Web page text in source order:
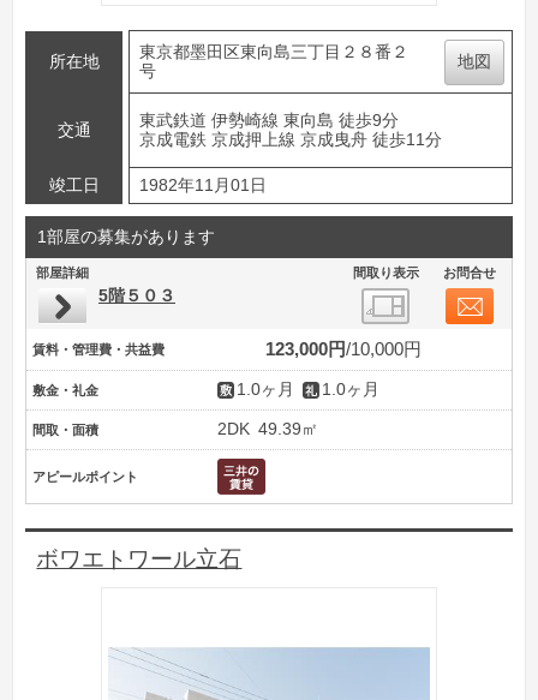
所在地
東京都墨田区東向島三丁目２８番２
号
地図
交通
東武鉄道 伊勢崎線 東向島 徒歩9分
京成電鉄 京成押上線 京成曳舟 徒歩11分
竣工日 1982年11月01日
1部屋の募集があります
部屋詳細 間取り表示 お問合せ
5階５０３
賃料・管理費・共益費 123,000円 10,000円
敷金・礼金 1.0ヶ月 1.0ヶ月
間取・面積 2DK 49.39㎡
アピールポイント
ボワエトワール立石